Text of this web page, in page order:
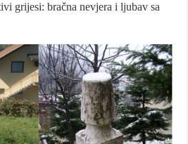
grijesi: bračna nevjera i ljubav sa